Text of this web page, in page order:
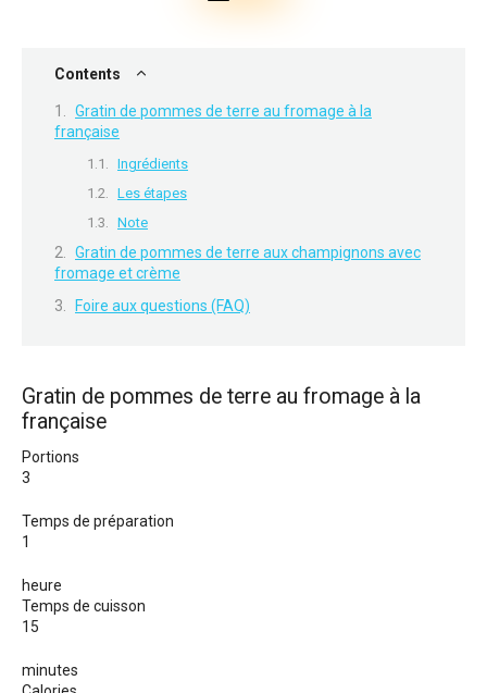
Contents
Gratin de pommes de terre au fromage à la
française
Ingrédients
Les étapes
Note
Gratin de pommes de terre aux champignons avec
fromage et crème
Foire aux questions (FAQ)
Gratin de pommes de terre au fromage à la
française
Portions
3
Temps de préparation
1
heure
Temps de cuisson
15
minutes